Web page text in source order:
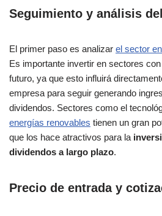
Seguimiento y análisis
El primer paso es analizar el sector
Es importante invertir en sectores
futuro, ya que esto influirá
empresa para seguir generando
dividendos. Sectores como el
energías renovables tienen un gran
que los hace atractivos para la
dividendos a largo plazo.
Precio de entrada y